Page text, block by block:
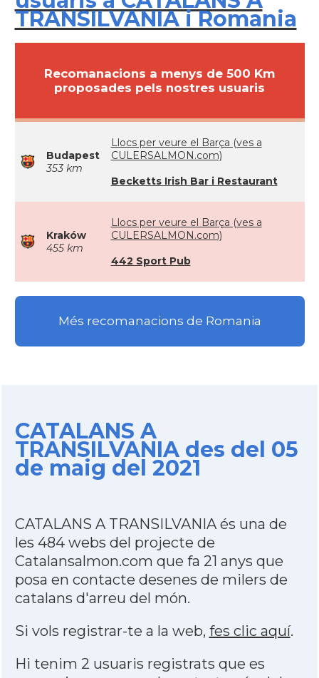
TRANSILVANIA i Romania
Recomanacions a menys de 500 Km
proposades pels nostres usuaris
Budapest
353 km
Llocs per veure el Barça (ves a
CULERSALMON.com)
Becketts Irish Bar i Restaurant
Kraków
455 km
Llocs per veure el Barça (ves a
CULERSALMON.com)
442 Sport Pub
Més recomanacions de Romania
CATALANS A
TRANSILVANIA des del 05
de maig del 2021
CATALANS A TRANSILVANIA és una de
les 484 webs del projecte de
Catalansalmon.com que fa 21 anys que
posa en contacte desenes de milers de
catalans d'arreu del món.
Si vols registrar-te a la web, fes clic aquí.
Hi tenim 2 usuaris registrats que es